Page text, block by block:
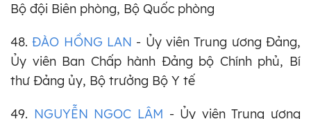
Bộ đội Biên phòng, Bộ Quốc phòng
48.ĐÀO HỒNG LAN - Ủy viên Trung ương Đảng,
Ủy viên Ban Chấp hành Đảng bộ Chính phủ, Bí
thư Đảng ủy, Bộ trưởng Bộ Y tế
49. NGUYỄN NGỌC LÂM - Ủy viên Trung ương